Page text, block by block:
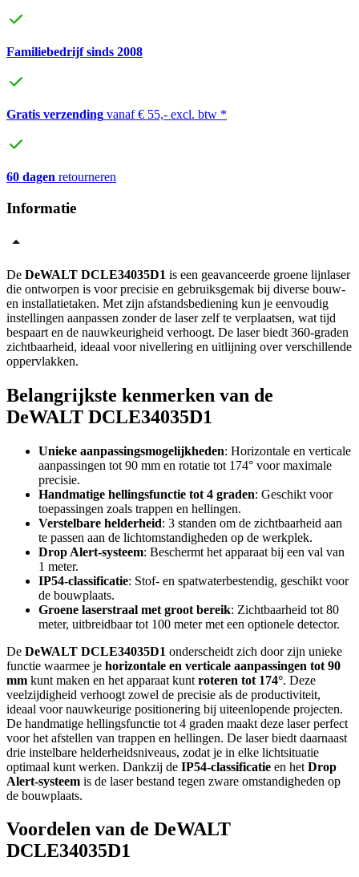
Familiebedrijf sinds 2008
Gratis verzending vanaf € 55,- excl. btw *
60 dagen retourneren
Informatie
De DeWALT DCLE34035D1 is een geavanceerde groene lijnlaser
die ontworpen is voor precisie en gebruiksgemak bij diverse bouw-
en installatietaken. Met zijn afstandsbediening kun je eenvoudig
instellingen aanpassen zonder de laser zelf te verplaatsen, wat tijd
bespaart en de nauwkeurigheid verhoogt. De laser biedt 360-graden
zichtbaarheid, ideaal voor nivellering en uitlijning over verschillende
oppervlakken.
Belangrijkste kenmerken van de
DeWALT DCLE34035D1
Unieke aanpassingsmogelijkheden: Horizontale en verticale
aanpassingen tot 90 mm en rotatie tot 174° voor maximale
precisie.
Handmatige hellingsfunctie tot 4 graden: Geschikt voor
toepassingen zoals trappen en hellingen.
Verstelbare helderheid: 3 standen om de zichtbaarheid aan
te passen aan de lichtomstandigheden op de werkplek.
Drop Alert-systeem: Beschermt het apparaat bij een val van
1 meter.
IP54-classificatie: Stof- en spatwaterbestendig, geschikt voor
de bouwplaats.
Groene laserstraal met groot bereik: Zichtbaarheid tot 80
meter, uitbreidbaar tot 100 meter met een optionele detector.
De DeWALT DCLE34035D1 onderscheidt zich door zijn unieke
functie waarmee je horizontale en verticale aanpassingen tot 90
mm kunt maken en het apparaat kunt roteren tot 174°. Deze
veelzijdigheid verhoogt zowel de precisie als de productiviteit,
ideaal voor nauwkeurige positionering bij uiteenlopende projecten.
De handmatige hellingsfunctie tot 4 graden maakt deze laser perfect
voor het afstellen van trappen en hellingen. De laser biedt daarnaast
drie instelbare helderheidsniveaus, zodat je in elke lichtsituatie
optimaal kunt werken. Dankzij de IP54-classificatie en het Drop
Alert-systeem is de laser bestand tegen zware omstandigheden op
de bouwplaats.
Voordelen van de DeWALT
DCLE34035D1